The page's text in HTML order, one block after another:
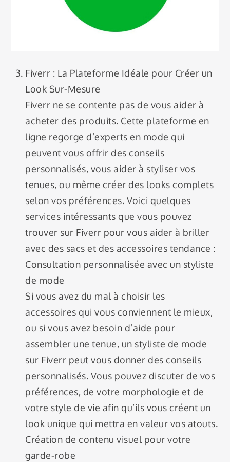
Fiverr : La Plateforme Idéale pour Créer un
Look Sur-Mesure
Fiverr ne se contente pas de vous aider à
acheter des produits. Cette plateforme en
ligne regorge d’experts en mode qui
peuvent vous offrir des conseils
personnalisés, vous aider à styliser vos
tenues, ou même créer des looks complets
selon vos préférences. Voici quelques
services intéressants que vous pouvez
trouver sur Fiverr pour vous aider à briller
avec des sacs et des accessoires tendance :
Consultation personnalisée avec un styliste
de mode
Si vous avez du mal à choisir les
accessoires qui vous conviennent le mieux,
ou si vous avez besoin d’aide pour
assembler une tenue, un styliste de mode
sur Fiverr peut vous donner des conseils
personnalisés. Vous pouvez discuter de vos
préférences, de votre morphologie et de
votre style de vie afin qu’ils vous créent un
look unique qui mettra en valeur vos atouts.
Création de contenu visuel pour votre
garde-robe